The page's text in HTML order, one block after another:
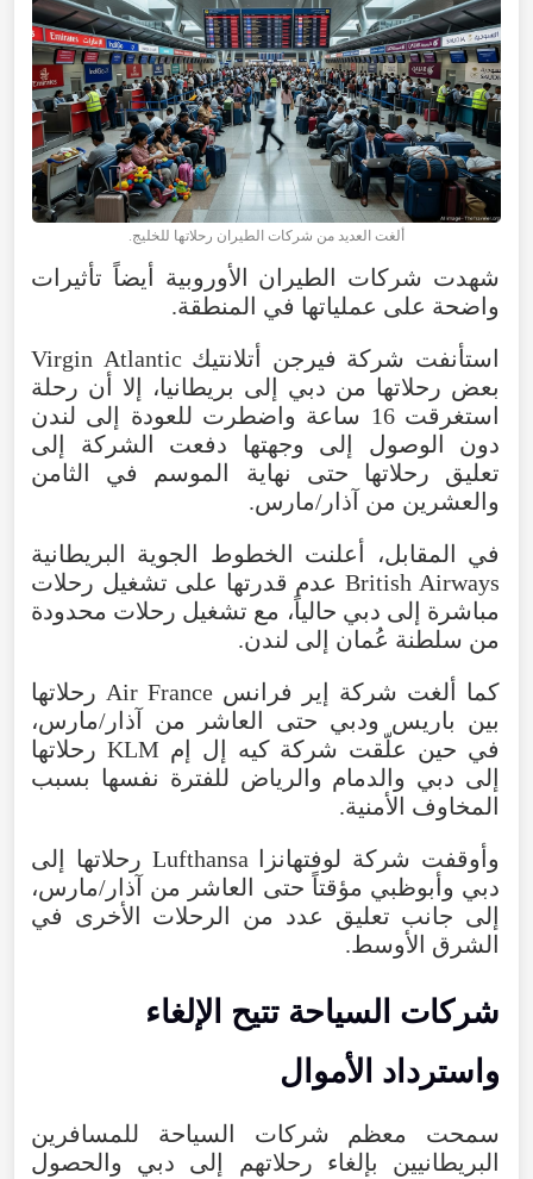
ألغت العديد من شركات الطيران رحلاتها للخليج.
شهدت شركات الطيران الأوروبية أيضاً تأثيرات
واضحة على عملياتها في المنطقة.
استأنفت شركة فيرجن أتلانتيك Virgin Atlantic
بعض رحلاتها من دبي إلى بريطانيا، إلا أن رحلة
استغرقت 16 ساعة واضطرت للعودة إلى لندن
دون
الوصول إلى وجهتها دفعت الشركة إلى
تعليق رحلاتها حتى نهاية الموسم في
الثامن
والعشرين من آذار/مارس.
في
المقابل، أعلنت الخطوط الجوية
البريطانية
British Airways عدم قدرتها على تشغيل رحلات
مباشرة إلى دبي حالياً، مع تشغيل رحلات محدودة
من سلطنة عُمان إلى لندن.
كما
ألغت شركة إير فرانس Air France
رحلاتها
بين باريس ودبي حتى العاشر من آذار/مارس،
في حين علّقت شركةكيه إل إم KLM رحلاتها
إلى دبي والدمام والرياض للفترة نفسها بسبب
المخاوف الأمنية.
وأوقفت شركة لوفتهانزا Lufthansa رحلاتها
إلى
دبي وأبوظبي مؤقتاً حتى العاشر من آذار/مارس،
إلى جانب تعليق عدد من الرحلات الأخرى في
الشرق الأوسط.
شركات السياحة تتيح الإلغاء
واسترداد الأموال
سمحت معظم شركات السياحة
للمسافرين
البريطانيين
بإلغاء رحلاتهم إلى دبي
والحصول